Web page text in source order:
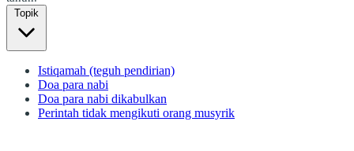
Topik
Istiqamah (teguh pendirian)
Doa para nabi
Doa para nabi dikabulkan
Perintah tidak mengikuti orang musyrik